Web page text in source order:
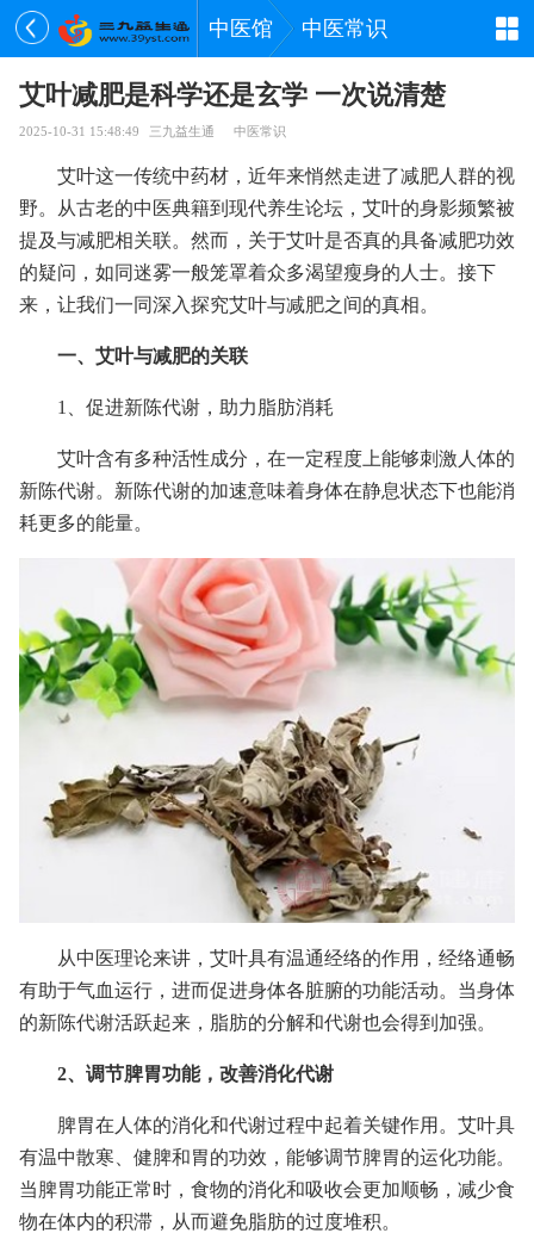
中医馆 中医常识
艾叶减肥是科学还是玄学 一次说清楚
2025-10-31 15:48:49 三九益生通 中医常识
艾叶这一传统中药材，近年来悄然走进了减肥人群的视
野。从古老的中医典籍到现代养生论坛，艾叶的身影频繁被
提及与减肥相关联。然而，关于艾叶是否真的具备减肥功效
的疑问，如同迷雾一般笼罩着众多渴望瘦身的人士。接下
来，让我们一同深入探究艾叶与减肥之间的真相。
一、艾叶与减肥的关联
1、促进新陈代谢，助力脂肪消耗
艾叶含有多种活性成分，在一定程度上能够刺激人体的
新陈代谢。新陈代谢的加速意味着身体在静息状态下也能消
耗更多的能量。
从中医理论来讲，艾叶具有温通经络的作用，经络通畅
有助于气血运行，进而促进身体各脏腑的功能活动。当身体
的新陈代谢活跃起来，脂肪的分解和代谢也会得到加强。
2、调节脾胃功能，改善消化代谢
脾胃在人体的消化和代谢过程中起着关键作用。艾叶具
有温中散寒、健脾和胃的功效，能够调节脾胃的运化功能。
当脾胃功能正常时，食物的消化和吸收会更加顺畅，减少食
物在体内的积滞，从而避免脂肪的过度堆积。